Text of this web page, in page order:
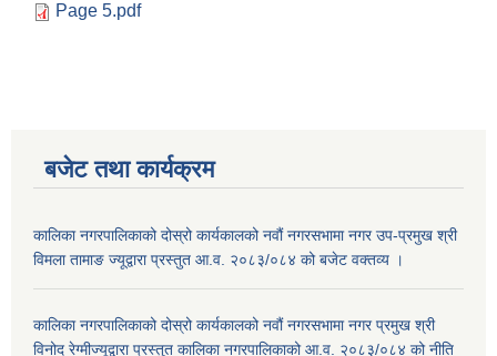
Page 5.pdf
बजेट तथा कार्यक्रम
कालिका नगरपालिकाको दोस्रो कार्यकालको नवौं नगरसभामा नगर उप-प्रमुख श्री
विमला तामाङ ज्यूद्वारा प्रस्तुत आ.व. २०८३/०८४ को बजेट वक्तव्य ।
कालिका नगरपालिकाको दोस्रो कार्यकालको नवौं नगरसभामा नगर प्रमुख श्री
विनोद रेग्मीज्यूद्वारा प्रस्तुत कालिका नगरपालिकाको आ.व. २०८३/०८४ को नीति